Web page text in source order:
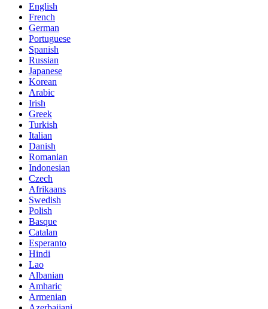
English
French
German
Portuguese
Spanish
Russian
Japanese
Korean
Arabic
Irish
Greek
Turkish
Italian
Danish
Romanian
Indonesian
Czech
Afrikaans
Swedish
Polish
Basque
Catalan
Esperanto
Hindi
Lao
Albanian
Amharic
Armenian